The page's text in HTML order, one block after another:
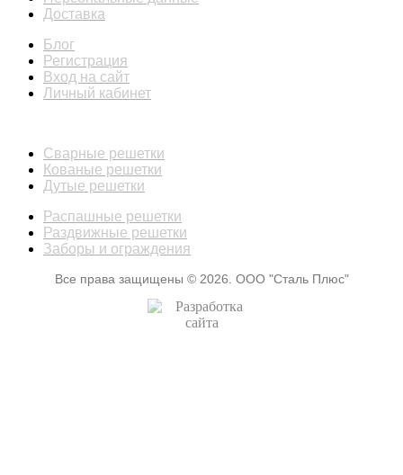
Доставка
Блог
Регистрация
Вход на сайт
Личный кабинет
Сварные решетки
Кованые решетки
Дутые решетки
Распашные решетки
Раздвижные решетки
Заборы и ограждения
Все права защищены © 2026. ООО "Сталь Плюс"